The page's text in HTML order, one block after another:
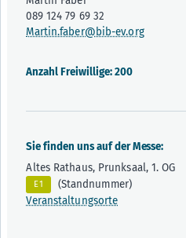
089 124 79 69 32
Martin.faber@bib-ev.org
Anzahl Freiwillige: 200
Sie finden uns auf der Messe:
Altes Rathaus, Prunksaal, 1. OG
E1
(Standnummer)
Veranstaltungsorte